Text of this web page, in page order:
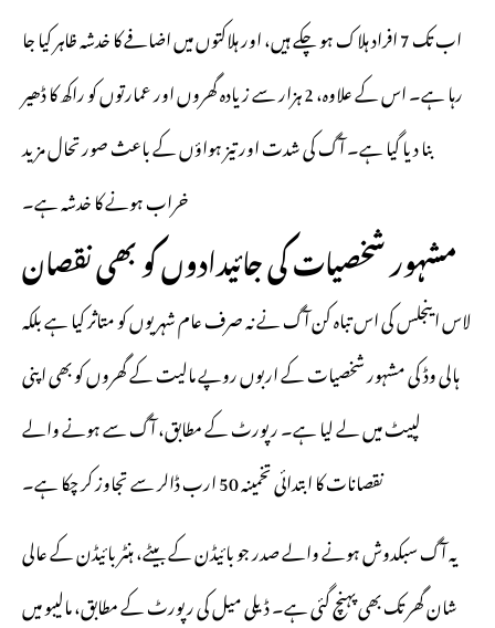
اب تک 7 افراد ہلاک ہو چکے ہیں، اور ہلاکتوں میں اضافے کا خدشہ ظاہر کیا جا
رہا ہے۔ اس کے علاوہ، 2 ہزار سے زیادہ گھروں اور عمارتوں کو راکھ کا ڈھیر
بنا دیا گیا ہے۔ آگ کی شدت اور تیز ہواؤں کے باعث صورتحال مزید
خراب ہونے کا خدشہ ہے۔
مشہور شخصیات کی جائیدادوں کو بھی نقصان
لاس اینجلس کی اس تباہ کن آگ نے نہ صرف عام شہریوں کو متاثر کیا ہے بلکہ
ہالی وڈ کی مشہور شخصیات کے اربوں روپے مالیت کے گھروں کو بھی اپنی
لپیٹ میں لے لیا ہے۔ رپورٹ کے مطابق، آگ سے ہونے والے
نقصانات کا ابتدائی تخمینہ 50 ارب ڈالر سے تجاوز کر چکا ہے۔
یہ آگ سبکدوش ہونے والے صدر جو بائیڈن کے بیٹے، ہنٹر بائیڈن کے عالی
شان گھر تک بھی پہنچ گئی ہے۔ ڈیلی میل کی رپورٹ کے مطابق، مالیبو میں